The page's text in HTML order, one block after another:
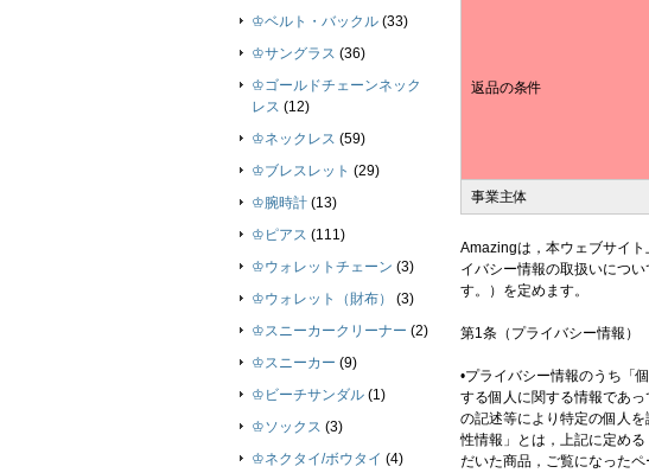
返品の条件
事業主体
Amazingは，本ウェブサイ
イバシー情報の取扱いにつ
す。）を定めます。
第1条（プライバシー情報）
•プライバシー情報のうち「
する個人に関する情報であ
の記述等により特定の個人
性情報」とは，上記に定め
だいた商品，ご覧になった
♔ベルト・バックル (33)
♔サングラス (36)
♔ゴールドチェーンネック
レス (12)
♔ネックレス (59)
♔ブレスレット (29)
♔腕時計 (13)
♔ピアス (111)
♔ウォレットチェーン (3)
♔ウォレット（財布）
(3)
♔スニーカークリーナー (2)
♔スニーカー (9)
♔ビーチサンダル (1)
♔ソックス (3)
♔ネクタイ/ボウタイ (4)